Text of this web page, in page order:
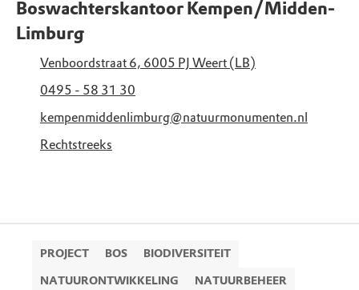
Boswachterskantoor Kempen/Midden-
Limburg
Venboordstraat 6, 6005 PJ Weert (LB)
0495 - 58 31 30
kempenmiddenlimburg@natuurmonumenten.nl
Rechtstreeks
PROJECT BOS
BIODIVERSITEIT
NATUURONTWIKKELING
NATUURBEHEER